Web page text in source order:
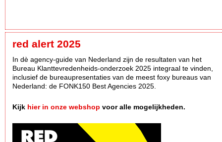
red alert 2025
In dè agency-guide van Nederland zijn de resultaten van het
Bureau Klanttevredenheids-onderzoek 2025 integraal te vinden,
inclusief de bureaupresentaties van de meest foxy bureaus van
Nederland: de FONK150 Best Agencies 2025.
Kijk hier in onze webshop voor alle mogelijkheden.